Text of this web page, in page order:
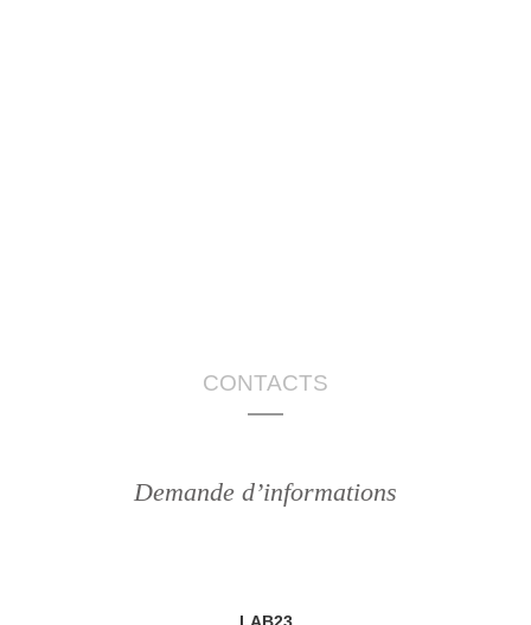
CONTACTS
Demande d’informations
LAB23